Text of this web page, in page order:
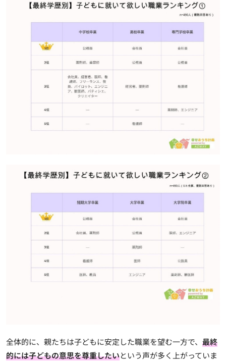
全体的に、親たちは子どもに安定した職業を望む一方で、 最終
的には子どもの意思を尊重したいという声が多く上がっていま